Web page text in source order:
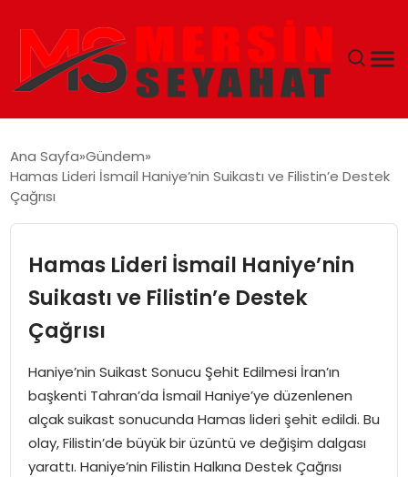
EKONOMI
GÜNCEL
Ana Sayfa Gündem
Hamas Lideri İsmail Haniye’nin Suikastı ve Filistin’e Destek
Çağrısı
Hamas Lideri İsmail Haniye’nin
Suikastı ve Filistin’e Destek
Çağrısı
Haniye’nin Suikast Sonucu Şehit Edilmesi İran’ın
başkenti Tahran’da İsmail Haniye’ye düzenlenen
alçak suikast sonucunda Hamas lideri şehit edildi. Bu
olay, Filistin’de büyük bir üzüntü ve değişim dalgası
yarattı. Haniye’nin Filistin Halkına Destek Çağrısı